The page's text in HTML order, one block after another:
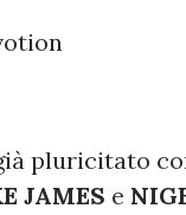
pluricitato
JAMES e